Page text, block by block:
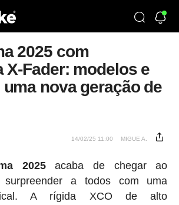
2025 com
X-Fader: modelos e
nova geração de
14/02/25 11:00 MIGUE A.
2025acaba de chegar ao
surpreender a todos com uma
A rígida XCO de alto